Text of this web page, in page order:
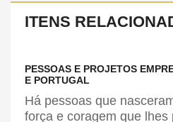
ITENS
PESSOAS E PROJETOS
E PORTUGAL
Há pessoas que
força e coragem que lhes